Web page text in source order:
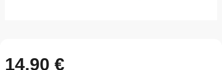
14,90 €